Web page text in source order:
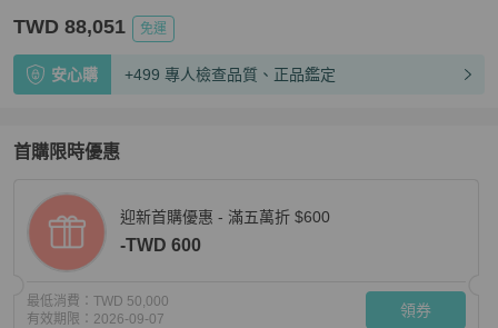
TWD 88,051 免運
安心購 +499 專人檢查品質、正品鑑定
首購限時優惠
迎新首購優惠 - 滿五萬折 $600
-TWD 600
最低消費： TWD 50,000
有效期限： 2026-09-07 領券